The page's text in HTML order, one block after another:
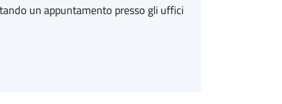
un appuntamento presso gli uffici